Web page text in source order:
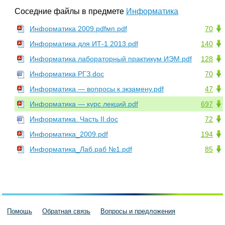
Соседние файлы в предмете Информатика
70
Информатика 2009.pdfмп.pdf
140
Информатика для ИТ-1 2013.pdf
128
Информатика лабораторный практикум ИЭМ.pdf
70
Информатика РГЗ.doc
47
Информатика — вопросы к экзамену.pdf
697
Информатика — курс лекций.pdf
72
Информатика. Часть II.doc
194
Информатика_2009.pdf
85
Информатика_Лаб.раб №1.pdf
Помощь Обратная связь Вопросы и предложения